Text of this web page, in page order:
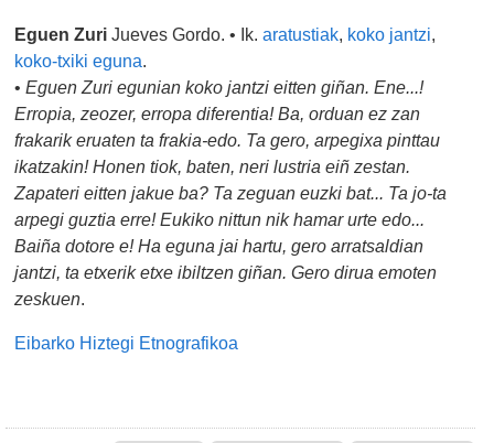
Eguen Zuri Jueves Gordo. • Ik.aratustiak, koko jantzi,
koko-txiki eguna.
•Eguen Zuri egunian koko jantzi eitten giñan. Ene...!
Erropia, zeozer, erropa diferentia! Ba, orduan ez zan
frakarik eruaten ta frakia-edo. Ta gero, arpegixa pinttau
ikatzakin! Honen tiok, baten, neri lustria eiñ zestan.
Zapateri eitten jakue ba? Ta zeguan euzki bat... Ta jo-ta
arpegi guztia erre! Eukiko nittun nik hamar urte edo...
Baiña dotore e! Ha eguna jai hartu, gero arratsaldian
jantzi, ta etxerik etxe ibiltzen giñan. Gero dirua emoten
zeskuen.
Eibarko Hiztegi Etnografikoa